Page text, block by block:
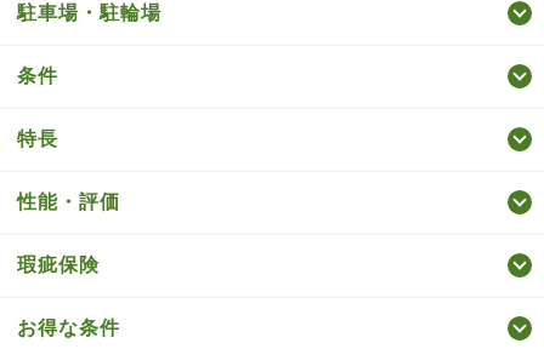
駐車場・駐輪場
条件
特長
性能・評価
瑕疵保険
お得な条件